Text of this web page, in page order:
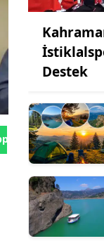
Gönder
Destek